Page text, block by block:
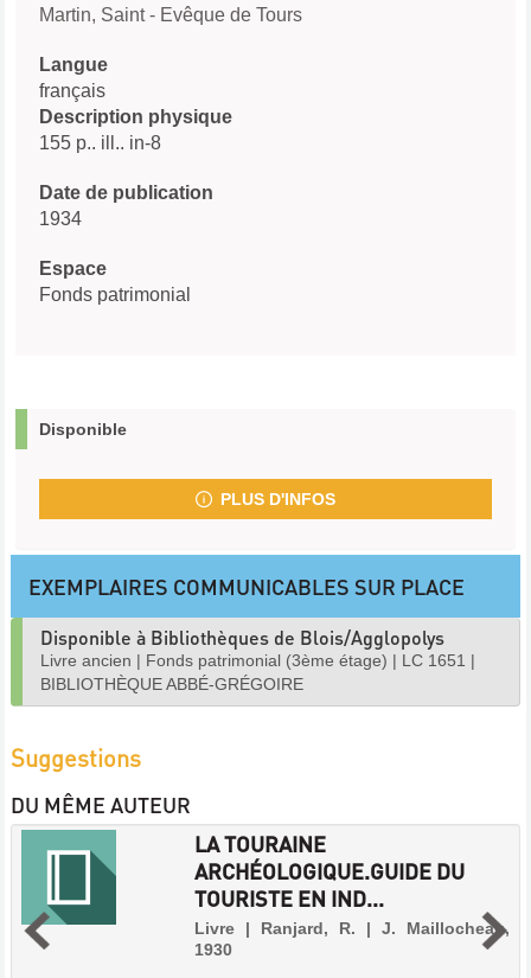
Martin, Saint - Evêque de Tours
Langue
français
Description physique
155 p.. ill.. in-8
Date de publication
1934
Espace
Fonds patrimonial
Disponible
PLUS D'INFOS
EXEMPLAIRES COMMUNICABLES SUR PLACE
Disponible à Bibliothèques de Blois/Agglopolys
Livre ancien | Fonds patrimonial (3ème étage) | LC 1651 |
BIBLIOTHÈQUE ABBÉ-GRÉGOIRE
Suggestions
DU MÊME AUTEUR
LA TOURAINE
ARCHÉOLOGIQUE.GUIDE DU
TOURISTE EN IND...
Livre | Ranjard, R. | J. Maillocheau,
1930